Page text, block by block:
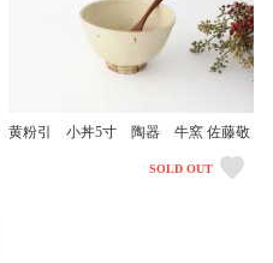
黄粉引 小丼5寸 陶器 牛窯 佐藤敬
SOLD OUT